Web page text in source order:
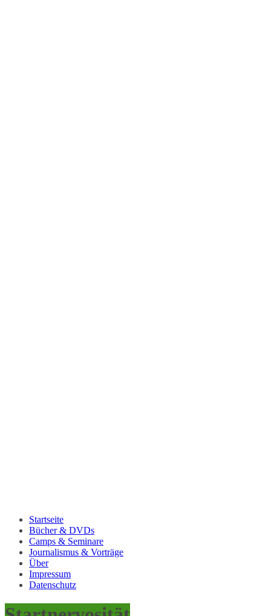
Startseite
Bücher & DVDs
Camps & Seminare
Journalismus & Vorträge
Über
Impressum
Datenschutz